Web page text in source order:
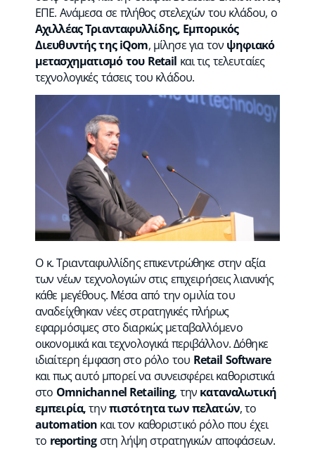
ΕΠΕ. Ανάμεσα σε πλήθος στελεχών του κλάδου, ο
Αχιλλέας Τριανταφυλλίδης, Εμπορικός
Διευθυντής της iQom, μίλησε για τον ψηφιακό
μετασχηματισμό του Retail και τις τελευταίες
τεχνολογικές τάσεις του κλάδου.
Ο κ. Τριανταφυλλίδης επικεντρώθηκε στην αξία
των νέων τεχνολογιών στις επιχειρήσεις λιανικής
κάθε μεγέθους. Μέσα από την ομιλία του
αναδείχθηκαν νέες στρατηγικές πλήρως
εφαρμόσιμες στο διαρκώς μεταβαλλόμενο
οικονομικά και τεχνολογικά περιβάλλον. Δόθηκε
ιδιαίτερη έμφαση στο ρόλο του Retail Software
και πως αυτό μπορεί να συνεισφέρει καθοριστικά
στο Omnichannel Retailing, την καταναλωτική
εμπειρία,τηνπιστότητα των πελατών, το
automation και τον καθοριστικό ρόλο που έχει
το reportingστη λήψη στρατηγικών αποφάσεων.